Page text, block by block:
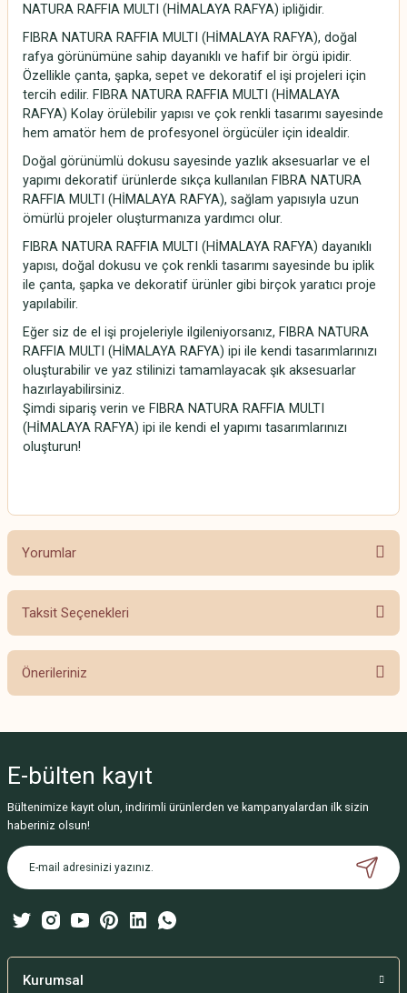
NATURA RAFFIA MULTI (HİMALAYA RAFYA) ipliğidir.
FIBRA NATURA RAFFIA MULTI (HİMALAYA RAFYA), doğal
rafya görünümüne sahip dayanıklı ve hafif bir örgü ipidir.
Özellikle çanta, şapka, sepet ve dekoratif el işi projeleri için
tercih edilir. FIBRA NATURA RAFFIA MULTI (HİMALAYA
RAFYA) Kolay örülebilir yapısı ve çok renkli tasarımı sayesinde
hem amatör hem de profesyonel örgücüler için idealdir.
Doğal görünümlü dokusu sayesinde yazlık aksesuarlar ve el
yapımı dekoratif ürünlerde sıkça kullanılan FIBRA NATURA
RAFFIA MULTI (HİMALAYA RAFYA), sağlam yapısıyla uzun
ömürlü projeler oluşturmanıza yardımcı olur.
FIBRA NATURA RAFFIA MULTI (HİMALAYA RAFYA) dayanıklı
yapısı, doğal dokusu ve çok renkli tasarımı sayesinde bu iplik
ile çanta, şapka ve dekoratif ürünler gibi birçok yaratıcı proje
yapılabilir.
Eğer siz de el işi projeleriyle ilgileniyorsanız, FIBRA NATURA
RAFFIA MULTI (HİMALAYA RAFYA) ipi ile kendi tasarımlarınızı
oluşturabilir ve yaz stilinizi tamamlayacak şık aksesuarlar
hazırlayabilirsiniz.
Şimdi sipariş verin ve FIBRA NATURA RAFFIA MULTI
(HİMALAYA RAFYA) ipi ile kendi el yapımı tasarımlarınızı
oluşturun!
Yorumlar
Taksit Seçenekleri
Önerileriniz
Görüş ve önerileriniz için teşekkür ederiz.
Ürün resmi kalitesiz, bozuk veya görüntülenemiyor.
Ürün açıklamasında eksik bilgiler bulunuyor.
Ürün bilgilerinde hatalar bulunuyor.
Bu ürüne benzer farklı alternatifler olmalı.
E-bülten kayıt
Bültenimize kayıt olun, indirimli ürünlerden ve kampanyalardan ilk sizin
haberiniz olsun!
Kurumsal